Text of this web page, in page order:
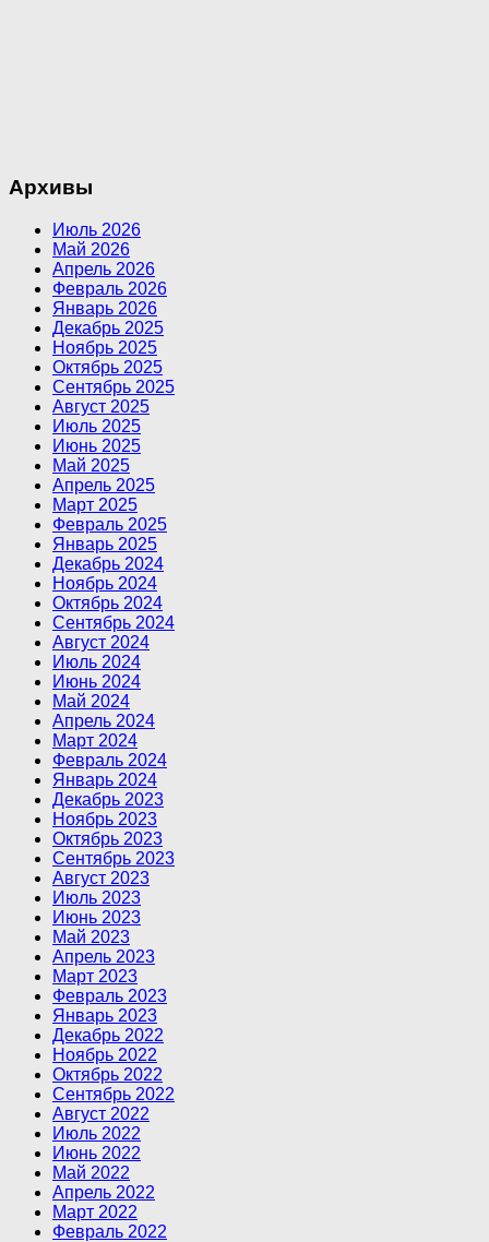
Архивы
Июль 2026
Май 2026
Апрель 2026
Февраль 2026
Январь 2026
Декабрь 2025
Ноябрь 2025
Октябрь 2025
Сентябрь 2025
Август 2025
Июль 2025
Июнь 2025
Май 2025
Апрель 2025
Март 2025
Февраль 2025
Январь 2025
Декабрь 2024
Ноябрь 2024
Октябрь 2024
Сентябрь 2024
Август 2024
Июль 2024
Июнь 2024
Май 2024
Апрель 2024
Март 2024
Февраль 2024
Январь 2024
Декабрь 2023
Ноябрь 2023
Октябрь 2023
Сентябрь 2023
Август 2023
Июль 2023
Июнь 2023
Май 2023
Апрель 2023
Март 2023
Февраль 2023
Январь 2023
Декабрь 2022
Ноябрь 2022
Октябрь 2022
Сентябрь 2022
Август 2022
Июль 2022
Июнь 2022
Май 2022
Апрель 2022
Март 2022
Февраль 2022